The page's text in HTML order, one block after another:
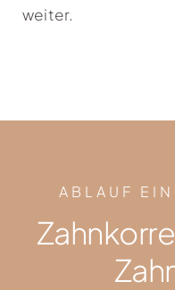
weiter.
ABLAUF